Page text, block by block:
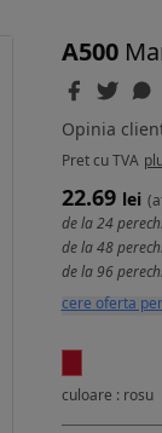
A500
Opinia
Pretcu TVA
22.69 lei
de la 24
de la 48
de la 96
cere oferta
culoare : rosu